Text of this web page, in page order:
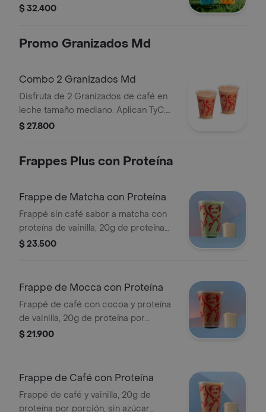
MD. Personalízalas pidiéndolas con
$ 32.400
Promo Granizados Md
Combo 2 Granizados Md
Disfruta de 2 Granizados de café en
leche tamaño mediano. Aplican TyC.
Producto sujeto a disponibilidad en
$ 27.800
Frappes Plus con Proteína
Frappe de Matcha con Proteína
Frappé sin café sabor a matcha con
proteína de vainilla, 20g de proteína
por porción, sin azúcar añadida,
$ 23.500
Frappe de Mocca con Proteína
Frappé de café con cocoa y proteína
de vainilla, 20g de proteína por
porción, sin azúcar añadida, textura
$ 21.900
Frappe de Café con Proteína
Frappé de café y vainilla, 20g de
proteína por porción, sin azúcar